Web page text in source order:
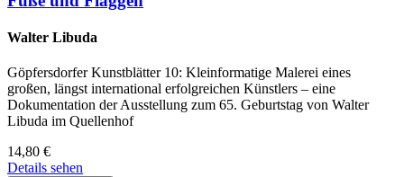
Walter Libuda
Göpfersdorfer Kunstblätter 10: Kleinformatige Malerei eines
großen, längst international erfolgreichen Künstlers – eine
Dokumentation der Ausstellung zum 65. Geburtstag von Walter
Libuda im Quellenhof
14,80 €
Details sehen